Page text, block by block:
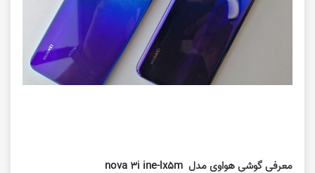
معرفی گوشی هواوی مدل nova 3i ine-lx5m